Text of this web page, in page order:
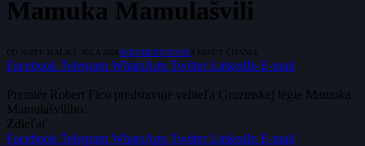
Mamuka Mamulašvili
OD JOZEF MALÍK 1. JÚLA 2026 NEKOMENTOVANÉ 4 MINÚT ČÍTANIA
Facebook Telegram WhatsApp Twitter LinkedIn E-mail
Premiér Robert Fico predstavuje veliteľa Gruzinskej légie Mamuka
Mamulašviliho.
Zdieľať
Facebook Telegram WhatsApp Twitter LinkedIn E-mail